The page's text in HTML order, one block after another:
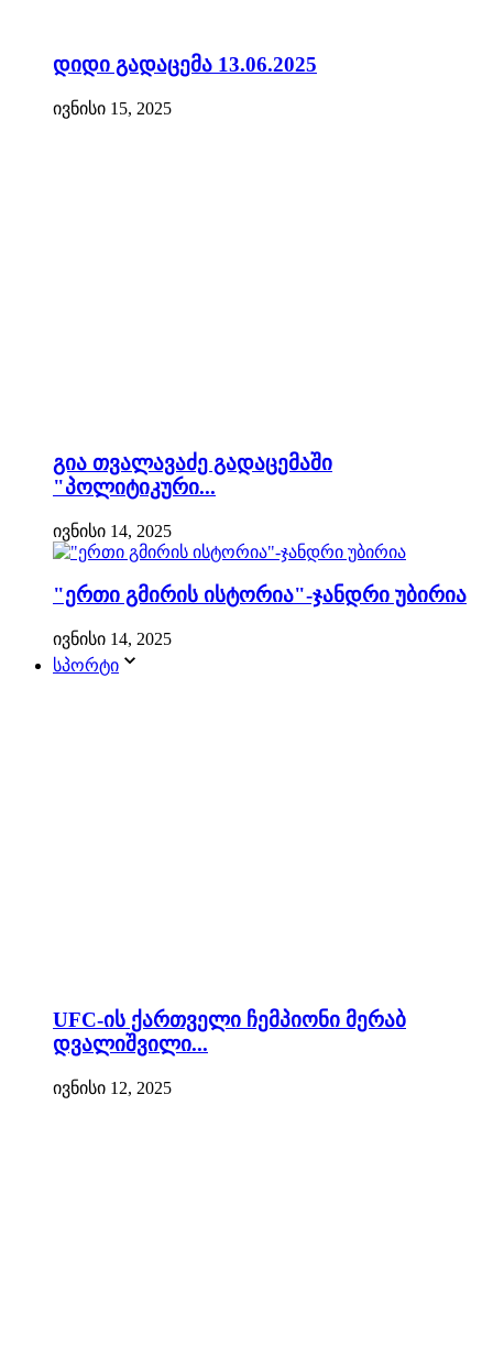
დიდი გადაცემა 13.06.2025
ივნისი 15, 2025
გია თვალავაძე გადაცემაში
"პოლიტიკური...
ივნისი 14, 2025
"ერთი გმირის ისტორია"-ჯანდრი უბირია
ივნისი 14, 2025
სპორტი
UFC-ის ქართველი ჩემპიონი მერაბ
დვალიშვილი...
ივნისი 12, 2025